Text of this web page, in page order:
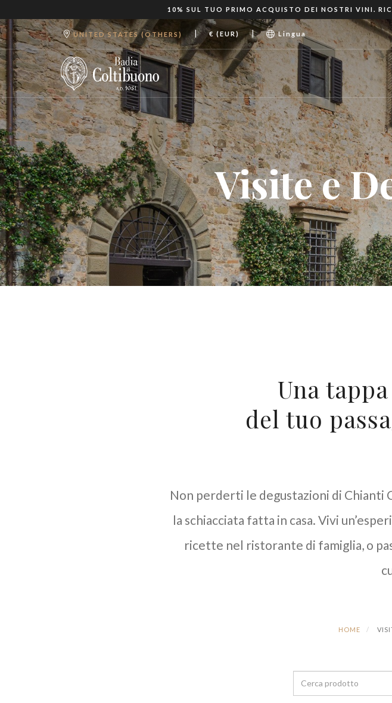
10% SUL TUO PRIMO ACQUISTO DEI NOSTRI VINI.
UNITED STATES (OTHERS) | € (EUR) | Lingua
Visite e
Una
del tuo
Non perderti le degustazioni di Chianti
la schiacciata fatta in casa. Vivi
ricette nel ristorante di famiglia, o
HOME